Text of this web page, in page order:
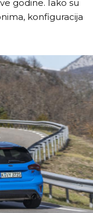
godine. Iako su
konfiguracija